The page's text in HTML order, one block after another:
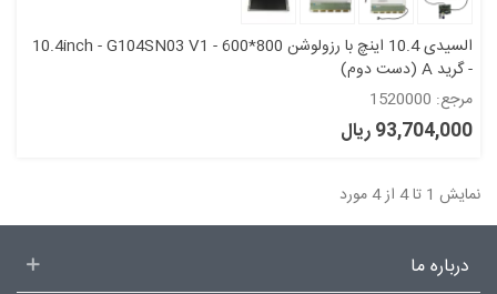
السیدی 10.4 اینچ با رزولوشن 800*600 - 10.4inch - G104SN03 V1
- گرید A (دست دوم)
مرجع: 1520000
93,704,000 ریال
نمایش 1 تا 4 از 4 مورد
درباره ما